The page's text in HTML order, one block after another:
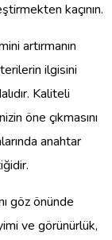
kaçının.
artırmanın
ilgisini
Kaliteli
öne çıkmasını
anahtar
göz önünde
ve görünürlük,